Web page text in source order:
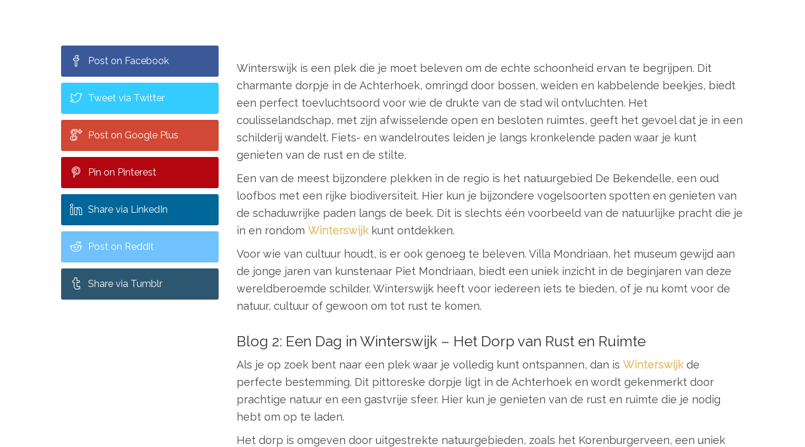
Post on Facebook
Tweet via Twitter
Post on Google Plus
Pin on Pinterest
Share via LinkedIn
Post on Reddit
Share via Tumblr
Winterswijk is een plek die je moet beleven om de echte schoonheid ervan te begrijpen. Dit
charmante dorpje in de Achterhoek, omringd door bossen, weiden en kabbelende beekjes, biedt
een perfect toevluchtsoord voor wie de drukte van de stad wil ontvluchten. Het
coulisselandschap, met zijn afwisselende open en besloten ruimtes, geeft het gevoel dat je in een
schilderij wandelt. Fiets- en wandelroutes leiden je langs kronkelende paden waar je kunt
genieten van de rust en de stilte.
Een van de meest bijzondere plekken in de regio is het natuurgebied De Bekendelle, een oud
loofbos met een rijke biodiversiteit. Hier kun je bijzondere vogelsoorten spotten en genieten van
de schaduwrijke paden langs de beek. Dit is slechts één voorbeeld van de natuurlijke pracht die je
in en rondom Winterswijkkunt ontdekken.
Voor wie van cultuur houdt, is er ook genoeg te beleven. Villa Mondriaan, het museum gewijd aan
de jonge jaren van kunstenaar Piet Mondriaan, biedt een uniek inzicht in de beginjaren van deze
wereldberoemde schilder. Winterswijk heeft voor iedereen iets te bieden, of je nu komt voor de
natuur, cultuur of gewoon om tot rust te komen.
Blog 2: Een Dag in Winterswijk – Het Dorp van Rust en Ruimte
Als je op zoek bent naar een plek waar je volledig kunt ontspannen, dan is Winterswijkde
perfecte bestemming. Dit pittoreske dorpje ligt in de Achterhoek en wordt gekenmerkt door
prachtige natuur en een gastvrije sfeer. Hier kun je genieten van de rust en ruimte die je nodig
hebt om op te laden.
Het dorp is omgeven door uitgestrekte natuurgebieden, zoals het Korenburgerveen, een uniek